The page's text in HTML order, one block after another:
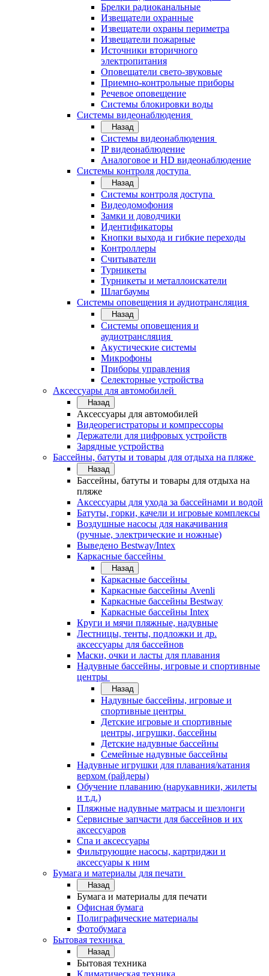
Брелки радиоканальные
Извещатели охранные
Извещатели охраны периметра
Извещатели пожарные
Источники вторичного
электропитания
Оповещатели свето-звуковые
Приемно-контрольные приборы
Речевое оповещение
Системы блокировки воды
Системы видеонаблюдения
Назад
Системы видеонаблюдения
IP видеонаблюдение
Аналоговое и HD видеонаблюдение
Системы контроля доступа
Назад
Системы контроля доступа
Видеодомофония
Замки и доводчики
Идентификаторы
Кнопки выхода и гибкие переходы
Контроллеры
Считыватели
Турникеты
Турникеты и металлоискатели
Шлагбаумы
Системы оповещения и аудиотрансляция
Назад
Системы оповещения и
аудиотрансляция
Акустические системы
Микрофоны
Приборы управления
Селекторные устройства
Аксессуары для автомобилей
Назад
Аксессуары для автомобилей
Видеорегистраторы и компрессоры
Держатели для цифровых устройств
Зарядные устройства
Бассейны, батуты и товары для отдыха на пляже
Назад
Бассейны, батуты и товары для отдыха на
пляже
Аксессуары для ухода за бассейнами и водой
Батуты, горки, качели и игровые комплексы
Воздушные насосы для накачивания
(ручные, электрические и ножные)
Выведено Bestway/Intex
Каркасные бассейны
Назад
Каркасные бассейны
Каркасные бассейны Avenli
Каркасные бассейны Bestway
Каркасные бассейны Intex
Круги и мячи пляжные, надувные
Лестницы, тенты, подложки и др.
аксессуары для бассейнов
Маски, очки и ласты для плавания
Надувные бассейны, игровые и спортивные
центры
Назад
Надувные бассейны, игровые и
спортивные центры
Детские игровые и спортивные
центры, игрушки, бассейны
Детские надувные бассейны
Семейные надувные бассейны
Надувные игрушки для плавания/катания
верхом (райдеры)
Обучение плаванию (нарукавники, жилеты
и т.д.)
Пляжные надувные матрасы и шезлонги
Сервисные запчасти для бассейнов и их
аксессуаров
Спа и аксессуары
Фильтрующие насосы, картриджи и
аксессуары к ним
Бумага и материалы для печати
Назад
Бумага и материалы для печати
Офисная бумага
Полиграфические материалы
Фотобумага
Бытовая техника
Назад
Бытовая техника
Климатическая техника